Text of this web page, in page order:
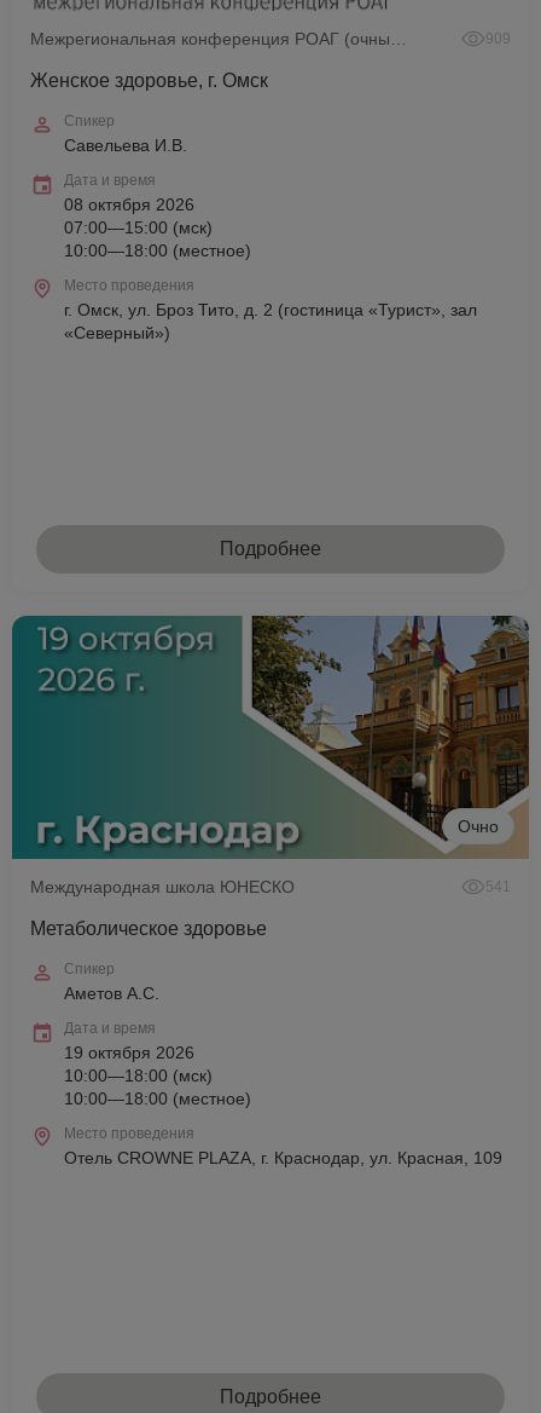
909
Женское здоровье, г. Омск
Спикер
Савельева И.В.
Дата и время
08 октября 2026
07:00—15:00 (мск)
10:00—18:00 (местное)
Место проведения
г. Омск, ул. Броз Тито, д. 2 (гостиница «Турист», зал
«Северный»)
Подробнее
Очно
Международная школа ЮНЕСКО 541
Метаболическое здоровье
Спикер
Аметов А.С.
Дата и время
19 октября 2026
10:00—18:00 (мск)
10:00—18:00 (местное)
Место проведения
Отель CROWNE PLAZA, г. Краснодар, ул. Красная, 109
Подробнее